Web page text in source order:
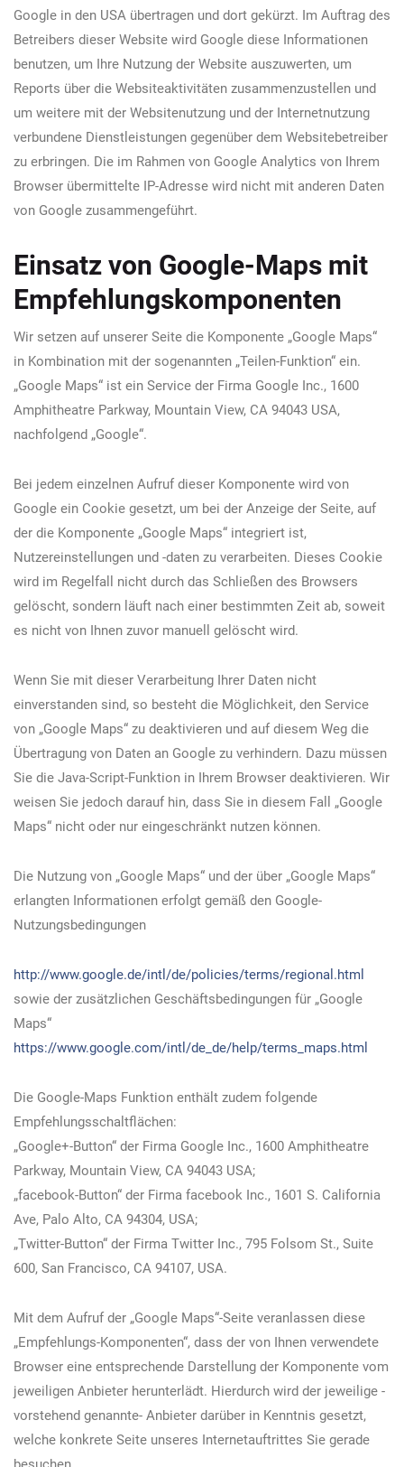
Google in den USA übertragen und dort gekürzt. Im Auftrag des
Betreibers dieser Website wird Google diese Informationen
benutzen, um Ihre Nutzung der Website auszuwerten, um
Reports über die Websiteaktivitäten zusammenzustellen und
um weitere mit der Websitenutzung und der Internetnutzung
verbundene Dienstleistungen gegenüber dem Websitebetreiber
zu erbringen. Die im Rahmen von Google Analytics von Ihrem
Browser übermittelte IP-Adresse wird nicht mit anderen Daten
von Google zusammengeführt.
Einsatz von Google-Maps mit
Empfehlungskomponenten
Wir setzen auf unserer Seite die Komponente „Google Maps“
in Kombination mit der sogenannten „Teilen-Funktion“ ein.
„Google Maps“ ist ein Service der Firma Google Inc., 1600
Amphitheatre Parkway, Mountain View, CA 94043 USA,
nachfolgend „Google“.
Bei jedem einzelnen Aufruf dieser Komponente wird von
Google ein Cookie gesetzt, um bei der Anzeige der Seite, auf
der die Komponente „Google Maps“ integriert ist,
Nutzereinstellungen und -daten zu verarbeiten. Dieses Cookie
wird im Regelfall nicht durch das Schließen des Browsers
gelöscht, sondern läuft nach einer bestimmten Zeit ab, soweit
es nicht von Ihnen zuvor manuell gelöscht wird.
Wenn Sie mit dieser Verarbeitung Ihrer Daten nicht
einverstanden sind, so besteht die Möglichkeit, den Service
von „Google Maps“ zu deaktivieren und auf diesem Weg die
Übertragung von Daten an Google zu verhindern. Dazu müssen
Sie die Java-Script-Funktion in Ihrem Browser deaktivieren. Wir
weisen Sie jedoch darauf hin, dass Sie in diesem Fall „Google
Maps“ nicht oder nur eingeschränkt nutzen können.
Die Nutzung von „Google Maps“ und der über „Google Maps“
erlangten Informationen erfolgt gemäß den Google-
Nutzungsbedingungen
http://www.google.de/intl/de/policies/terms/regional.html
sowie der zusätzlichen Geschäftsbedingungen für „Google
Maps“
https://www.google.com/intl/de_de/help/terms_maps.html
Die Google-Maps Funktion enthält zudem folgende
Empfehlungsschaltflächen:
„Google+-Button“ der Firma Google Inc., 1600 Amphitheatre
Parkway, Mountain View, CA 94043 USA;
„facebook-Button“ der Firma facebook Inc., 1601 S. California
Ave, Palo Alto, CA 94304, USA;
„Twitter-Button“ der Firma Twitter Inc., 795 Folsom St., Suite
600, San Francisco, CA 94107, USA.
Mit dem Aufruf der „Google Maps“-Seite veranlassen diese
„Empfehlungs-Komponenten“, dass der von Ihnen verwendete
Browser eine entsprechende Darstellung der Komponente vom
jeweiligen Anbieter herunterlädt. Hierdurch wird der jeweilige -
vorstehend genannte- Anbieter darüber in Kenntnis gesetzt,
welche konkrete Seite unseres Internetauftrittes Sie gerade